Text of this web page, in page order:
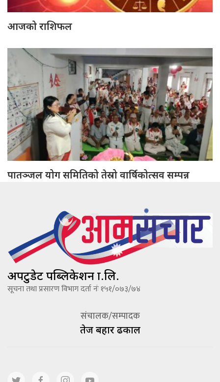
आजको राशिफल
पातञ्जल योग समितिको तेस्रो वार्षिकोत्सव सम्पन्न
अपटुडेट पब्लिकेशन प्रा.लि.
सूचना तथा प्रसारण विभाग दर्ता नंः १५१/०७३/७४
संचालक/सम्पादक
तेज बहादूर ढकाल